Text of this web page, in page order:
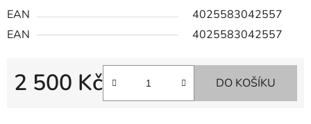
EAN
4025583042557
EAN
4025583042557
2 500 Kč DO KOŠÍKU